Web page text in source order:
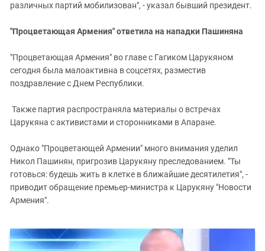
различных партий мобилизован", - указал бывший президент.
"Процветающая Армения" ответила на нападки Пашиняна
"Процветающая Армения" во главе с Гагиком Царукяном
сегодня была малоактивна в соцсетях, разместив
поздравление сДнем Республики.
Также партия распространяла материалы о встречах
Царукяна с активистами и сторонниками в Апаране.
Однако "Процветающей Армении" много внимания уделил
Никол Пашинян, пригрозив Царукяну преследованием. "Ты
готовься: будешь жить в клетке в ближайшие десятилетия", -
приводит обращение премьер-министра к Царукяну "Новости
Армения".